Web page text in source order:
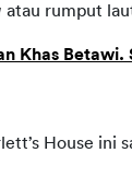
atau rumput
Khas Betawi.
House ini